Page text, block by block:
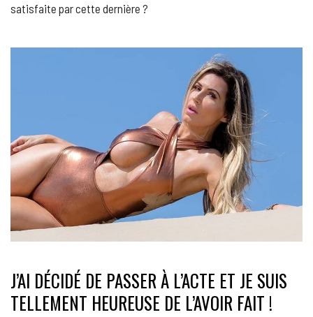
satisfaite par cette dernière ?
J’AI DÉCIDÉ DE PASSER À L’ACTE ET JE SUIS
TELLEMENT HEUREUSE DE L’AVOIR FAIT !